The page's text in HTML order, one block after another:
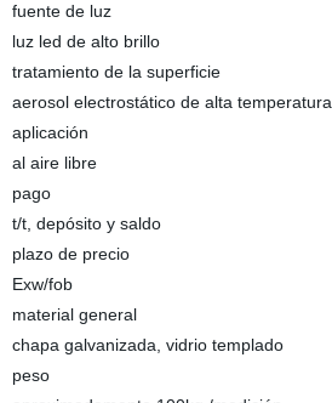
fuente de luz
luz led de alto brillo
tratamiento de la superficie
aerosol electrostático de alta temperatura
aplicación
al aire libre
pago
t/t, depósito y saldo
plazo de precio
Exw/fob
material general
chapa galvanizada, vidrio templado
peso